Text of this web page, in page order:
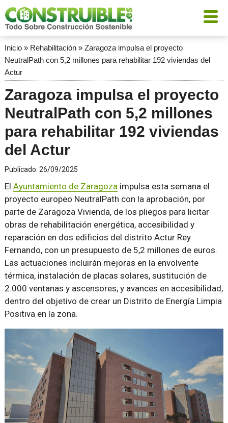
Inicio» Rehabilitación» Zaragoza impulsa el proyecto
NeutralPath con 5,2 millones para rehabilitar 192 viviendas del
Actur
Zaragoza impulsa el proyecto
NeutralPath con 5,2 millones
para rehabilitar 192 viviendas
del Actur
Publicado: 26/09/2025
El Ayuntamiento de Zaragozaimpulsa esta semana el
proyecto europeo NeutralPath con la aprobación, por
parte de Zaragoza Vivienda, de los pliegos para licitar
obras de rehabilitación energética, accesibilidad y
reparación en dos edificios del distrito Actur Rey
Fernando, con un presupuesto de 5,2 millones de euros.
Las actuaciones incluirán mejoras en la envolvente
térmica, instalación de placas solares, sustitución de
2.000 ventanas y ascensores, y avances en accesibilidad,
dentro del objetivo de crear un Distrito de Energía Limpia
Positiva en la zona.